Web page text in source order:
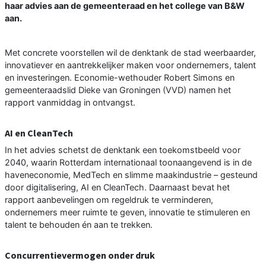
haar advies aan de gemeenteraad en het college van B&W
aan.
Met concrete voorstellen wil de denktank de stad weerbaarder,
innovatiever en aantrekkelijker maken voor ondernemers, talent
en investeringen. Economie-wethouder Robert Simons en
gemeenteraadslid Dieke van Groningen (VVD) namen het
rapport vanmiddag in ontvangst.
AI en CleanTech
In het advies schetst de denktank een toekomstbeeld voor
2040, waarin Rotterdam internationaal toonaangevend is in de
haveneconomie, MedTech en slimme maakindustrie – gesteund
door digitalisering, AI en CleanTech. Daarnaast bevat het
rapport aanbevelingen om regeldruk te verminderen,
ondernemers meer ruimte te geven, innovatie te stimuleren en
talent te behouden én aan te trekken.
Concurrentievermogen onder druk